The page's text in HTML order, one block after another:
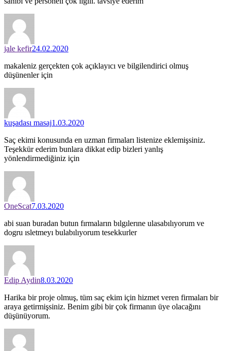
jale kefir24.02.2020
makaleniz gerçekten çok açıklayıcı ve bilgilendirici olmuş
düşünenler için
kuşadası masaj1.03.2020
Saç ekimi konusunda en uzman firmaları listenize eklemişsiniz.
Teşekkür ederim bunlara dikkat edip bizleri yanlış
yönlendirmediğiniz için
OneScat7.03.2020
abi suan buradan butun fırmaların bılgılerıne ulasabılıyorum ve
dogru ısletmeyı bulabılıyorum tesekkurler
Edip Aydin8.03.2020
Harika bir proje olmuş, tüm saç ekim için hizmet veren firmaları bir
araya getirmişsiniz. Benim gibi bir çok firmanın üye olacağını
düşünüyorum.